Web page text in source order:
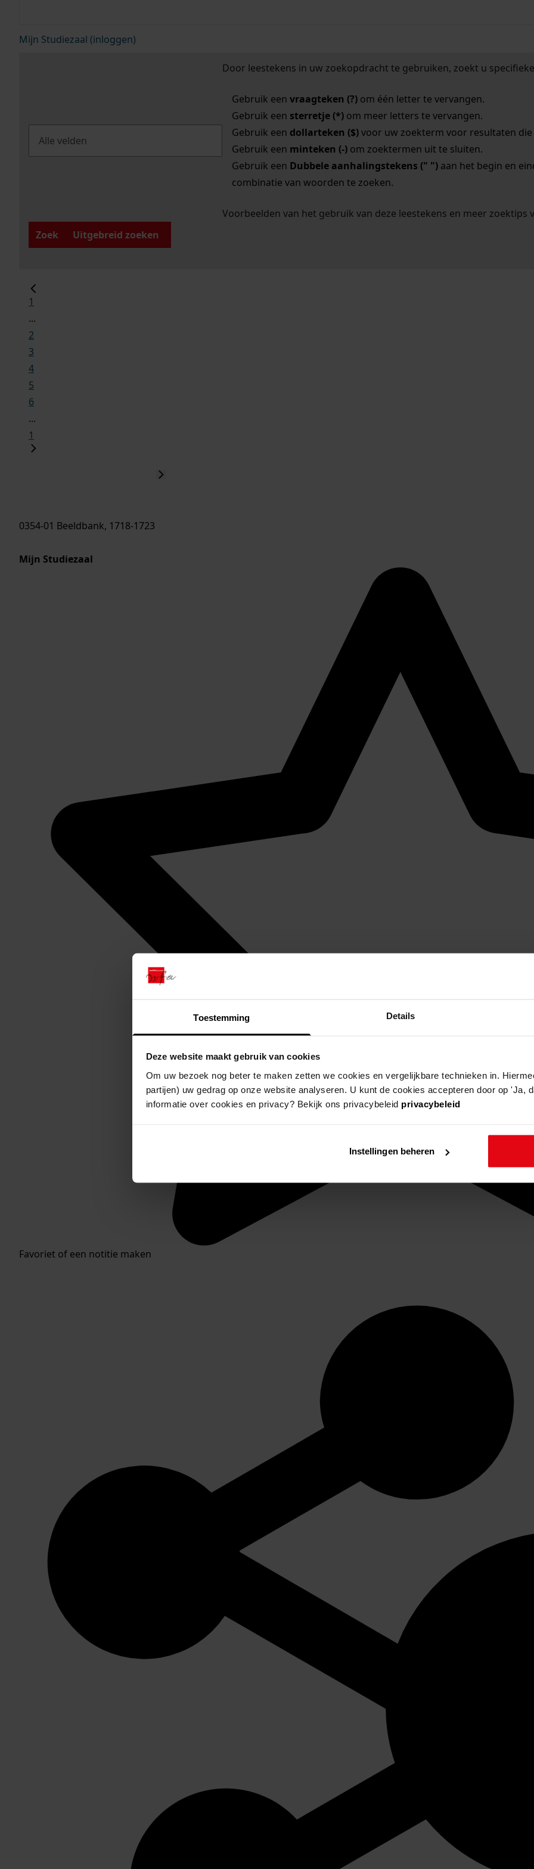
Toestemming Details
Deze website maakt gebruik van cookies
Om uw bezoek nog beter te maken zetten we cookies en vergelijkbare technieken in.
partijen) uw gedrag op onze website analyseren. U kunt de cookies accepteren door op 'Ja,
informatie over cookies en privacy? Bekijk ons privacybeleid privacybeleid
Instellingen beheren
Mijn Studiezaal (inloggen)
Door leestekens in uw zoekopdracht te gebruiken, zoekt u
Gebruik een vraagteken (?)om één letter te vervangen.
Gebruik een sterretje (*)om meer letters te vervangen.
Gebruik een dollarteken ($)voor uw zoekterm voor resultaten die
Gebruik een minteken (-)om zoektermen uit te sluiten.
Gebruik een Dubbele aanhalingstekens (" ")aan het begin en
combinatie van woorden te zoeken.
Voorbeelden van het gebruik van deze leestekens en meer zoektips
Zoek
Uitgebreid zoeken
1
...
2
3
4
5
6
...
1
0354-01 Beeldbank, 1718-1723
Mijn Studiezaal
Favoriet of een notitie maken